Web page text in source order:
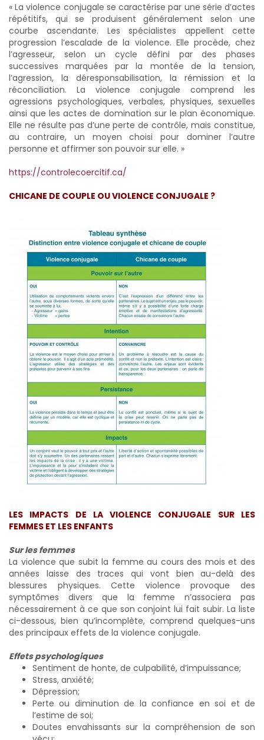
« La violence conjugale se caractérise par une série d’actes
répétitifs, qui se produisent généralement selon une
courbe ascendante. Les spécialistes appellent cette
progression l’escalade de la violence. Elle procède, chez
l’agresseur, selon un cycle défini par des phases
successives marquées par la montée de la tension,
l’agression, la déresponsabilisation, la rémission et la
réconciliation. La violence conjugale comprend les
agressions psychologiques, verbales, physiques, sexuelles
ainsi que les actes de domination sur le plan économique.
Elle ne résulte pas d’une perte de contrôle, mais constitue,
au contraire, un moyen choisi pour dominer l’autre
personne et affirmer son pouvoir sur elle. »
https://controlecoercitif.ca/
CHICANE DE COUPLE OU VIOLENCE CONJUGALE ?
LES IMPACTS DE LA VIOLENCE CONJUGALE SUR LES
FEMMES ET LES ENFANTS
Sur les femmes
La violence que subit la femme au cours des mois et des
années laisse des traces qui vont bien au-delà des
blessures physiques. Cette violence provoque des
symptômes divers que la femme n’associera pas
nécessairement à ce que son conjoint lui fait subir. La liste
ci-dessous, bien qu’incomplète, comprend quelques-uns
des principaux effets de la violence conjugale.
Effets psychologiques
Sentiment de honte, de culpabilité, d’impuissance;
Stress, anxiété;
Dépression;
Perte ou diminution de la confiance en soi et de
l’estime de soi;
Doutes envahissants sur la compréhension de son